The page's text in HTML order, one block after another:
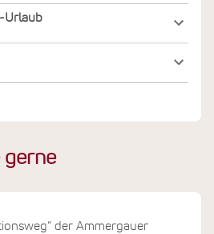
Urlaub
gerne
der Ammergauer